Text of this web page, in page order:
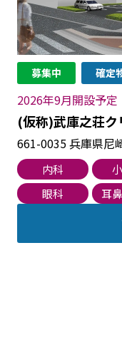
募集中 確定
2026年9月開設予定
(仮称)武庫之荘ク
661-0035兵庫県尼
内科
眼科
耳